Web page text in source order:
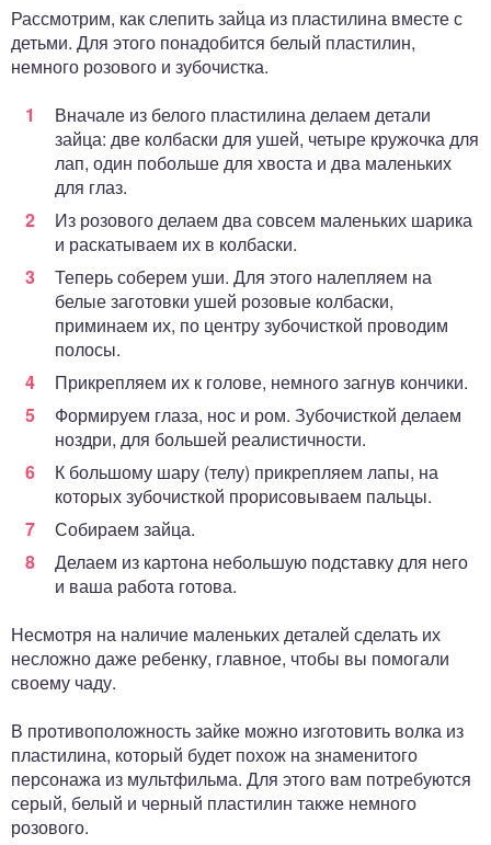
Рассмотрим, как слепить зайца из пластилина вместе с
детьми. Для этого понадобится белый пластилин,
немного розового и зубочистка.
Вначале из белого пластилина делаем детали
зайца: две колбаски для ушей, четыре кружочка для
лап, один побольше для хвоста и два маленьких
для глаз.
Из розового делаем два совсем маленьких шарика
и раскатываем их в колбаски.
Теперь соберем уши. Для этого налепляем на
белые заготовки ушей розовые колбаски,
приминаем их, по центру зубочисткой проводим
полосы.
Прикрепляем их к голове, немного загнув кончики.
Формируем глаза, нос и ром. Зубочисткой делаем
ноздри, для большей реалистичности.
К большому шару (телу) прикрепляем лапы, на
которых зубочисткой прорисовываем пальцы.
Собираем зайца.
Делаем из картона небольшую подставку для него
и ваша работа готова.
Несмотря на наличие маленьких деталей сделать их
несложно даже ребенку, главное, чтобы вы помогали
своему чаду.
В противоположность зайке можно изготовить волка из
пластилина, который будет похож на знаменитого
персонажа из мультфильма. Для этого вам потребуются
серый, белый и черный пластилин также немного
розового.